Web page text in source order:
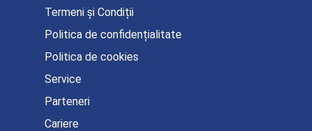
Termeni și Condiții
Politica de confidențialitate
Politica de cookies
Service
Parteneri
Cariere